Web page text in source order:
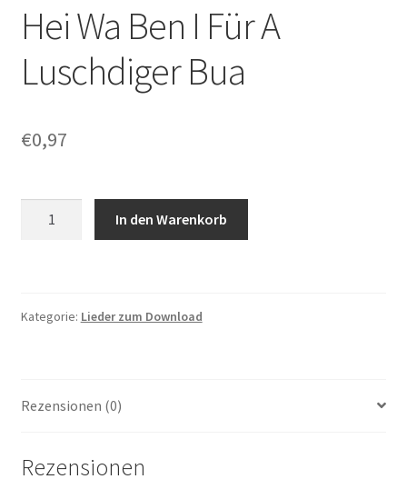
Hei Wa Ben I Für A
Luschdiger Bua
€0,97
A
In den Warenkorb
Kategorie: Lieder zum Download
Rezensionen (0)
Rezensionen